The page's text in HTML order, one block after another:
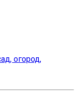
и птицеводство